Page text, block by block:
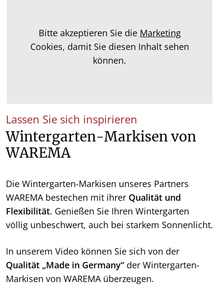
Bitte akzeptieren Sie die Marketing
Cookies, damit Sie diesen Inhalt sehen
können.
Lassen Sie sich inspirieren
Wintergarten-Markisen von
WAREMA
Die Wintergarten-Markisen unseres Partners
WAREMA bestechen mit ihrer Qualität und
Flexibilität. Genießen Sie Ihren Wintergarten
völlig unbeschwert, auch bei starkem Sonnenlicht.
In unserem Video können Sie sich von der
Qualität „Made in Germany“ der Wintergarten-
Markisen von WAREMA überzeugen.